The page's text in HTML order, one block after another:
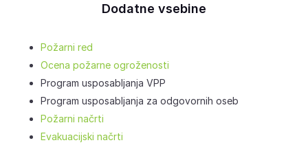
Dodatne vsebine
Požarni red
Ocena požarne ogroženosti
Program usposabljanja VPP
Program usposabljanja za odgovornih oseb
Požarni načrti
Evakuacijski načrti